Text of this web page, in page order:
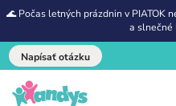
🌊 Počas letných prázdnin v PIATOK
a slnečné
Napísať otázku